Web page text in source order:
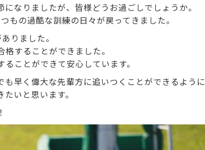
なりましたが、皆様どうお過ごしでしょうか。
もの過酷な訓練の日々が戻ってきました。
りました。
することができました。
ことができて安心しています。
早く偉大な先輩方に追いつくことができるように
いと思います。